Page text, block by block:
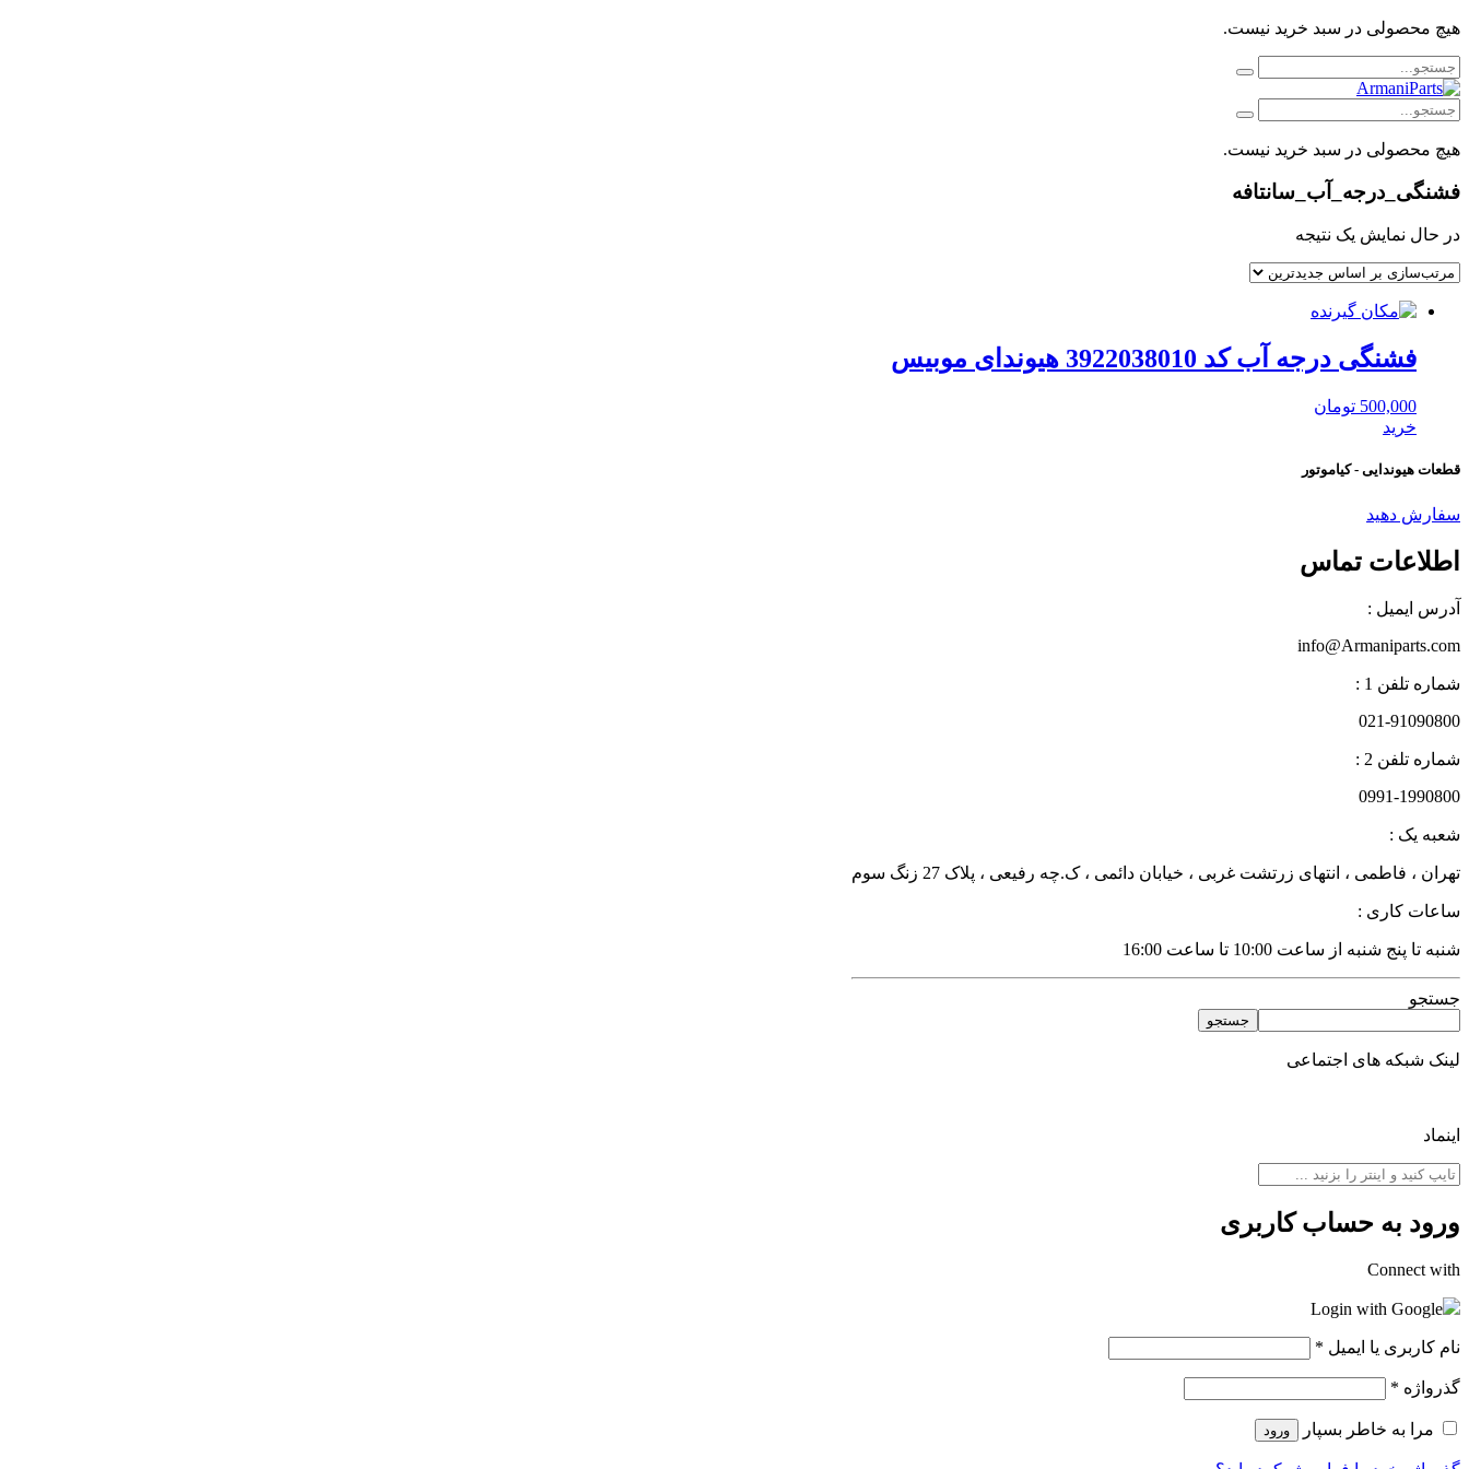
هیچ محصولی در سبد خرید نیست.
هیچ محصولی در سبد خرید نیست.
فشنگی_درجه_آب_سانتافه
در حال نمایش یک نتیجه
فشنگی درجه آب کد 3922038010 هیوندای موبیس
500,000 تومان
خرید
قطعات هیوندایی - کیاموتور
سفارش دهید
اطلاعات تماس
آدرس ایمیل :
info@Armaniparts.com
شماره تلفن 1 :
021-91090800
شماره تلفن 2 :
0991-1990800
شعبه یک :
تهران ، فاطمی ، انتهای زرتشت غربی ، خیابان دائمی ، ک.چه رفیعی ، پلاک 27 زنگ سوم
ساعات کاری :
شنبه تا پنج شنبه از ساعت 10:00 تا ساعت 16:00
جستجو
جستجو
لینک شبکه های اجتماعی
اینماد
ورود به حساب کاربری
Connect with
Login with Google
نام کاربری یا ایمیل *
گذرواژه *
مرا به خاطر بسپار ورود